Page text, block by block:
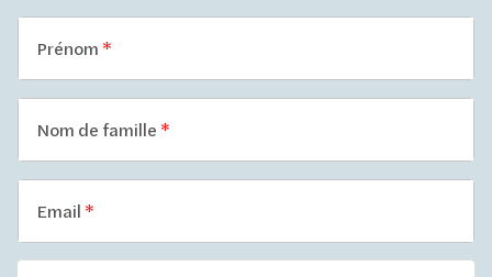
Prénom
Nom de famille
Email